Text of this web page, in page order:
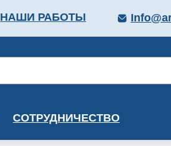
НАШИ РАБОТЫ
СОТРУДНИЧЕСТВО